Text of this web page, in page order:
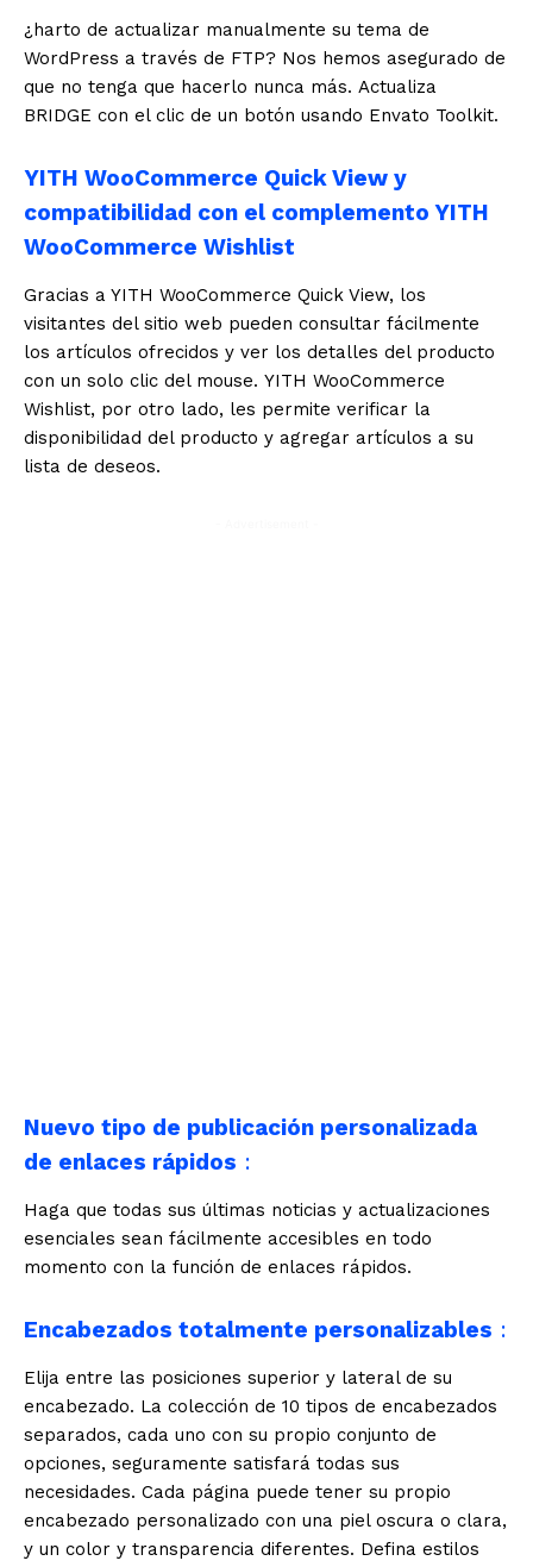
¿harto de actualizar manualmente su tema de
WordPress a través de FTP? Nos hemos asegurado de
que no tenga que hacerlo nunca más. Actualiza
BRIDGE con el clic de un botón usando Envato Toolkit.
YITH WooCommerce Quick View y
compatibilidad con el complemento YITH
WooCommerce Wishlist
Gracias a YITH WooCommerce Quick View, los
visitantes del sitio web pueden consultar fácilmente
los artículos ofrecidos y ver los detalles del producto
con un solo clic del mouse. YITH WooCommerce
Wishlist, por otro lado, les permite verificar la
disponibilidad del producto y agregar artículos a su
lista de deseos.
Nuevo tipo de publicación personalizada
de enlaces rápidos :
Haga que todas sus últimas noticias y actualizaciones
esenciales sean fácilmente accesibles en todo
momento con la función de enlaces rápidos.
Encabezados totalmente personalizables :
Elija entre las posiciones superior y lateral de su
encabezado. La colección de 10 tipos de encabezados
separados, cada uno con su propio conjunto de
opciones, seguramente satisfará todas sus
necesidades. Cada página puede tener su propio
encabezado personalizado con una piel oscura o clara,
y un color y transparencia diferentes. Defina estilos